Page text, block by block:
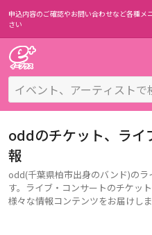
申込内容のご確認やお問い合わせなど各種メ
さい
oddのチケット、ライ
報
odd(千葉県柏市出身のバンド)の
す。ライブ・コンサートのチケッ
様々な情報コンテンツをお届けしま